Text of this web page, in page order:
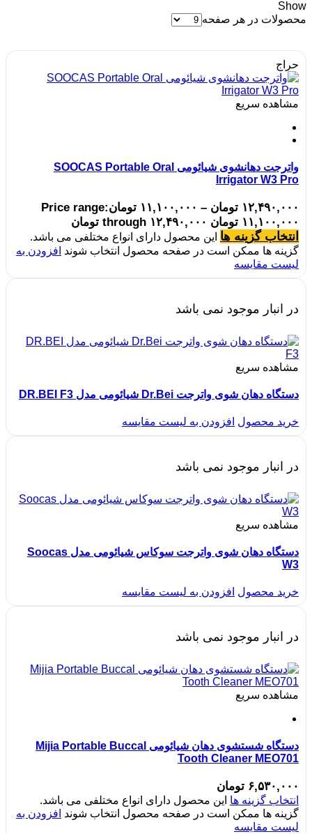
Show
محصولات در هر صفحه
حراج
مشاهده سریع
واترجت دهانشوی شیائومی SOOCAS Portable Oral
Irrigator W3 Pro
۱۲,۴۹۰,۰۰۰ تومان – ۱۱,۱۰۰,۰۰۰ تومانPrice range:
۱۱,۱۰۰,۰۰۰ تومان through ۱۲,۴۹۰,۰۰۰ تومان
انتخاب گزینه ها این محصول دارای انواع مختلفی می باشد.
گزینه ها ممکن است در صفحه محصول انتخاب شوند افزودن به
لیست مقایسه
در انبار موجود نمی باشد
مشاهده سریع
دستگاه دهان شوی واترجت Dr.Bei شیائومی مدل DR.BEI F3
خرید محصول افزودن به لیست مقایسه
در انبار موجود نمی باشد
مشاهده سریع
دستگاه دهان شوی واترجت سوکاس شیائومی مدل Soocas
W3
خرید محصول افزودن به لیست مقایسه
در انبار موجود نمی باشد
مشاهده سریع
دستگاه شستشوی دهان شیائومی Mijia Portable Buccal
Tooth Cleaner MEO701
۶,۵۳۰,۰۰۰ تومان
انتخاب گزینه ها این محصول دارای انواع مختلفی می باشد.
گزینه ها ممکن است در صفحه محصول انتخاب شوند افزودن به
لیست مقایسه